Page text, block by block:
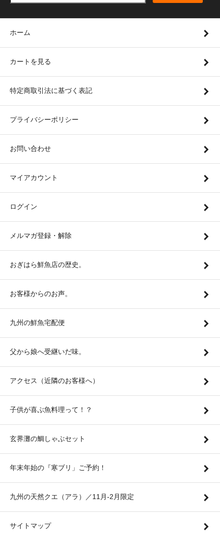
ホーム
カートを見る
特定商取引法に基づく表記
プライバシーポリシー
お問い合わせ
マイアカウント
ログイン
メルマガ登録・解除
おぎはら鮮魚店の歴史。
お客様からのお声。
九州の鮮魚宅配便
父から娘へ受継いだ味。
アクセス（近隣のお客様へ）
子供が喜ぶ魚料理って！？
玄界灘の鯛しゃぶセット
年末年始の『寒ブリ」ご予約！
九州の天然クエ（アラ）／11月-2月限定
サイトマップ